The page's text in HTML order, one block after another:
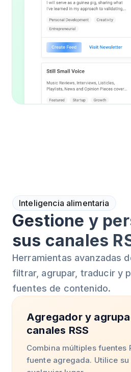
Inteligencia alimentaria
Gestione y
sus canales
Herramientas avanzadas
filtrar, agrupar, traducir y
fuentes de contenido.
Agregador y
canales RSS
Combina múltiples fuentes
fuente agregada. Utilice